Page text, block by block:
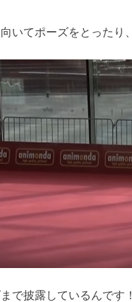
いてポーズをとったり、
で披露しているんです！